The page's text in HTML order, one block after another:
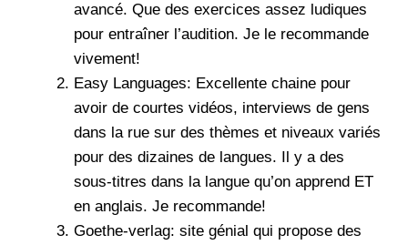
avancé. Que des exercices assez ludiques
pour entraîner l’audition. Je le recommande
vivement!
Easy Languages: Excellente chaine pour
avoir de courtes vidéos, interviews de gens
dans la rue sur des thèmes et niveaux variés
pour des dizaines de langues. Il y a des
sous-titres dans la langue qu’on apprend ET
en anglais. Je recommande!
Goethe-verlag: site génial qui propose des